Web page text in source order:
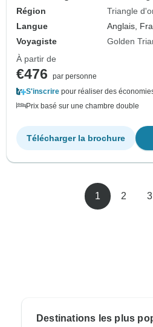
Région
Triangle
Langue
Anglais,
Voyagiste
Golden
À partir de
€476
par personne
S'inscrire pour réaliser des
Prix basé sur une chambre double
Télécharger la brochure
1 2 3
Destinations les plus